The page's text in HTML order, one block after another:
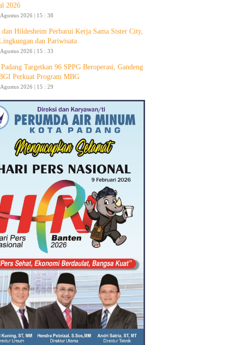
2026
2026 | 15 : 38
dan Hildesheim Perbarui Kerja Sama Sister City,
dan Pariwisata
2026 | 15 : 33
Targetkan 96 SPPG Beroperasi, Gandeng
Perkuat Program MBG
2026 | 15 : 29